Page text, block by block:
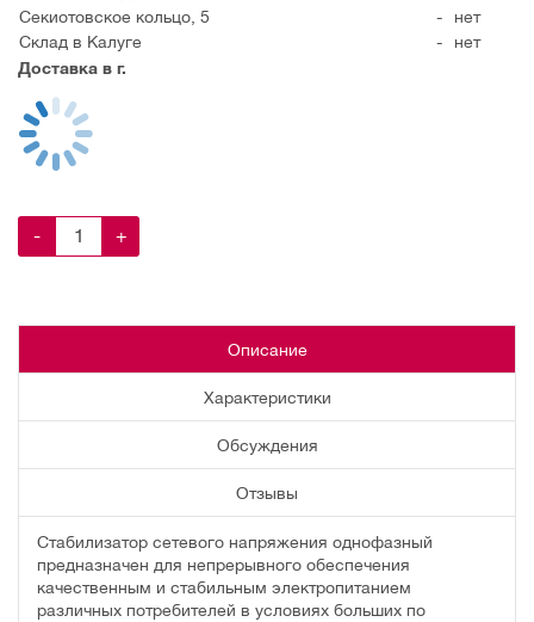
Секиотовское кольцо, 5
-
нет
Склад в Калуге
-
нет
Доставка в г.
- +
Описание
Характеристики
Обсуждения
Отзывы
Стабилизатор сетевого напряжения однофазный
предназначен для непрерывного обеспечения
качественным и стабильным электропитанием
различных потребителей в условиях больших по